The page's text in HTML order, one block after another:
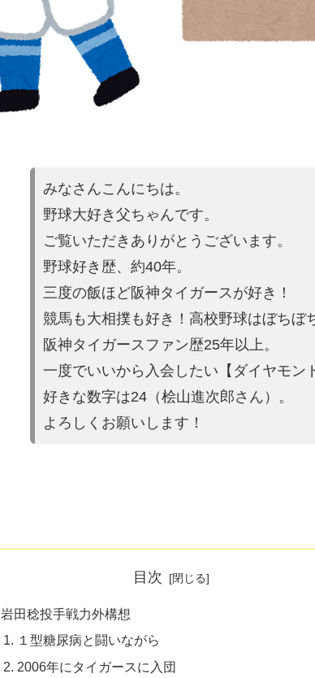
みなさんこんにちは。
野球大好き父ちゃんです。
ご覧いただきありがとうございます。
野球好き歴、約40年。
三度の飯ほど阪神タイガースが好き！
競馬も大相撲も好き！高校野球はぼちぼ
阪神タイガースファン歴25年以上。
一度でいいから入会したい【ダイヤモン
好きな数字は24（桧山進次郎さん）。
よろしくお願いします！
目次
岩田稔投手戦力外構想
１型糖尿病と闘いながら
2006年にタイガースに入団